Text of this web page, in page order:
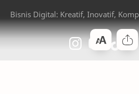
Bisnis Digital: Kreatif, Inovatif,